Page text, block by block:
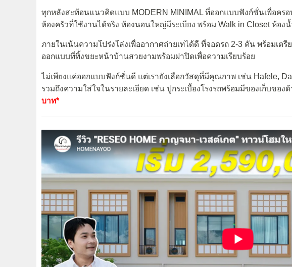
ทุกหลังสะท้อนแนวคิดแบบ MODERN MINIMAL ที่ออกแบบฟังก์ชั่นเพื่อคร
ห้องครัวที่ใช้งานได้จริง ห้องนอนใหญ่มีระเบียง พร้อม Walk in Closet ห้อง
ภายในเน้นความโปร่งโล่งเพื่ออากาศถ่ายเทได้ดี ที่จอดรถ 2-3 คัน พร้อมเต
ออกแบบที่ทิ้งขยะหน้าบ้านสวยงามพร้อมฝาปิดเพื่อความเรียบร้อย
ไม่เพียงแค่ออกแบบฟังก์ชั่นดี แต่เรายังเลือกวัสดุที่มีคุณภาพ เช่น Hafele,
รวมถึงความใส่ใจในรายละเอียด เช่น ปูกระเบื้องโรงรถพร้อมมีของเก็บของ
บาท*